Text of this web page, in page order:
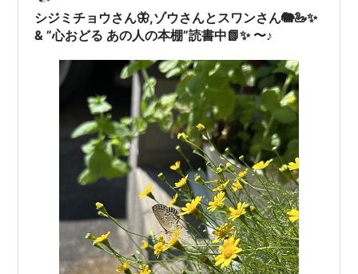
シジミチョウさん🦋,ゾウさんとスワンさん🐘🦢✨
& ”心おどる あの人の本棚”読書中📗✨ 〜♪